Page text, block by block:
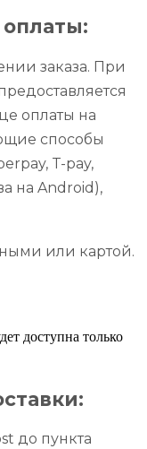
заказа. При
оплаты на
способы
T-pay,
на Android),
или картой.
доступна только
до пункта